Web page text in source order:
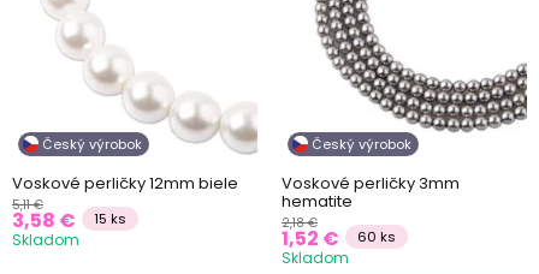
Český výrobok
Voskové perličky 12mm biele
5,11 €
3,58 € 15 ks
Skladom
Český výrobok
Voskové perličky 3mm
hematite
2,18 €
1,52 € 60 ks
Skladom